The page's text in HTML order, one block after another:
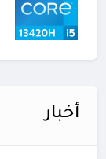
أخبار